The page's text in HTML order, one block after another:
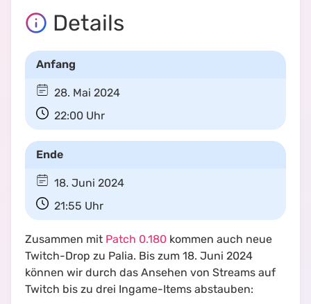
Details
Anfang
28. Mai 2024
22:00 Uhr
Ende
18. Juni 2024
21:55 Uhr
Zusammen mit Patch 0.180 kommen auch neue
Twitch-Drop zu Palia. Bis zum 18. Juni 2024
können wir durch das Ansehen von Streams auf
Twitch bis zu drei Ingame-Items abstauben: